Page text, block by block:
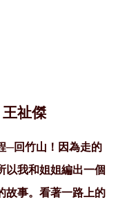
祉傑
─回竹山！因為走的
以我和姐姐編出一個
故事。看著一路上的